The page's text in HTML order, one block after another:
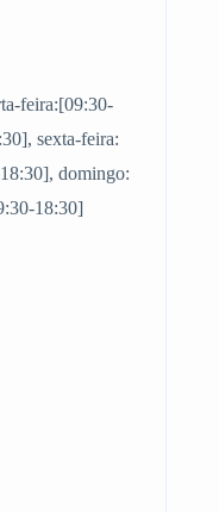
feira:[09:30-
sexta-feira:
domingo:
18:30]